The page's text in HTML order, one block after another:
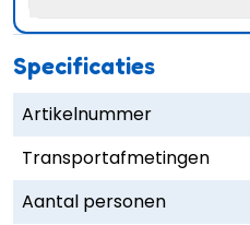
Specificaties
Artikelnummer
Transportafmetingen
Aantal personen